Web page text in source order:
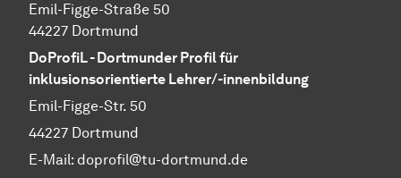
Emil-Figge-Straße 50
44227 Dortmund
DoProfiL - Dortmunder Profil für
inklusionsorientierte Lehrer/-innenbildung
Emil-Figge-Str. 50
44227 Dortmund
E-Mail: doprofil@tu-dortmund.de